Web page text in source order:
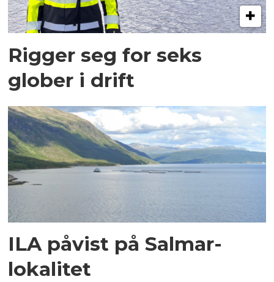
Rigger seg for seks
glober i drift
ILA påvist på Salmar-
lokalitet